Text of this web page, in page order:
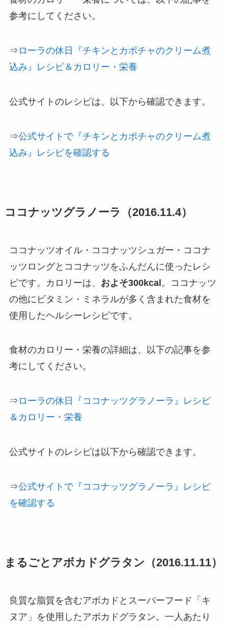
参考にしてください。
⇒ ローラの休日『チキンとカボチャのクリーム煮
込み』レシピ＆カロリー・栄養
公式サイトのレシピは、以下から確認できます。
⇒公式サイトで『チキンとカボチャのクリーム煮
込み』レシピを確認する
ココナッツグラノーラ（2016.11.4）
ココナッツオイル・ココナッツシュガー・ココナ
ッツロングとココナッツをふんだんに使ったレシ
ピです。カロリーは、 およそ300kcal。ココナッツ
の他にビタミン・ミネラルが多く含まれた食材を
使用したヘルシーレシピです。
食材のカロリー・栄養の詳細は、以下の記事を参
考にしてください。
⇒ ローラの休日『ココナッツグラノーラ』レシピ
＆カロリー・栄養
公式サイトのレシピは以下から確認できます。
⇒公式サイトで『ココナッツグラノーラ』レシピ
を確認する
まるごとアボカドグラタン（2016.11.11）
良質な脂質を含むアボカドとスーパーフード「キ
ヌア」を使用したアボカドグラタン。一人あたり